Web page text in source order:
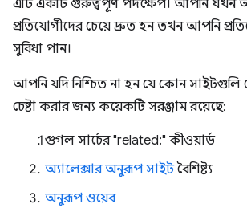
এটি একটি গুরুত্বপূর্ণ পদক্ষেপ। আপনি যখন
প্রতিযোগীদের চেয়ে দ্রুত হন তখন আপনি
সুবিধা পান।
আপনি যদি নিশ্চিত না হন যে কোন সাইটগুলি
চেষ্টা করার জন্য কয়েকটি সরঞ্জাম রয়েছে:
গুগল সার্চের "related:" কীওয়ার্ড
অ্যালেক্সার অনুরূপ সাইটবৈশিষ্ট্য
অনুরূপ ওয়েব